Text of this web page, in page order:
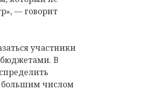
— говорит
участники
В
большим числом